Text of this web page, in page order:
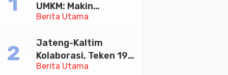
Berita Utama
UMKM: Makin
Sejahtera atau
Diskusi Paramadina
Berita Utama
Jateng-Kaltim
Kolaborasi, Teken 19
Kerja Sama Ekonomi